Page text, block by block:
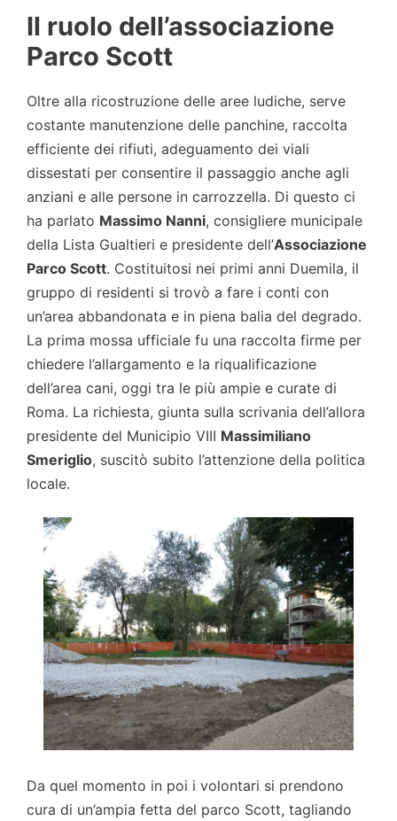
Il ruolo dell’associazione
Parco Scott
Oltre alla ricostruzione delle aree ludiche, serve
costante manutenzione delle panchine, raccolta
efficiente dei rifiuti, adeguamento dei viali
dissestati per consentire il passaggio anche agli
anziani e alle persone in carrozzella. Di questo ci
ha parlato Massimo Nanni, consigliere municipale
della Lista Gualtieri e presidente dell’Associazione
Parco Scott. Costituitosi nei primi anni Duemila, il
gruppo di residenti si trovò a fare i conti con
un’area abbandonata e in piena balia del degrado.
La prima mossa ufficiale fu una raccolta firme per
chiedere l’allargamento e la riqualificazione
dell’area cani, oggi tra le più ampie e curate di
Roma. La richiesta, giunta sulla scrivania dell’allora
presidente del Municipio VIII Massimiliano
Smeriglio, suscitò subito l’attenzione della politica
locale.
Da quel momento in poi i volontari si prendono
cura di un’ampia fetta del parco Scott, tagliando